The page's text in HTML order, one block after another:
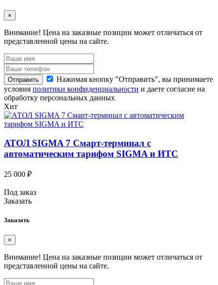
×
Внимание! Цена на заказные позиции может отличаться от
представленной цены на сайте.
Отправить
Нажимая кнопку "Отправить", вы принимаете
условия политики конфиденциальности и даете согласие на
обработку персональных данных
Хит
АТОЛ SIGMA 7 Смарт-терминал с
автоматическим тарифом SIGMA и ИТС
25 000 ₽
Под заказ
Заказать
Заказать
×
Внимание! Цена на заказные позиции может отличаться от
представленной цены на сайте.